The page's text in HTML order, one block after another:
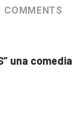
COMMENTS
una comedia